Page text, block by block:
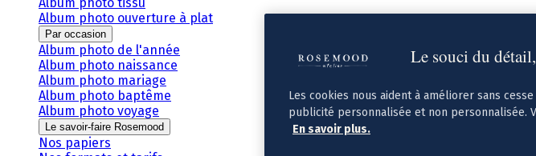
Album photo ouverture à plat
Par occasion
Album photo de l'année
Album photo naissance
Album photo mariage
Album photo baptême
Album photo voyage
Le savoir-faire Rosemood
Nos papiers
Le souci du
Les cookies nous aident à améliorer sans
publicité personnalisée et non personnalisée.
En savoir plus.